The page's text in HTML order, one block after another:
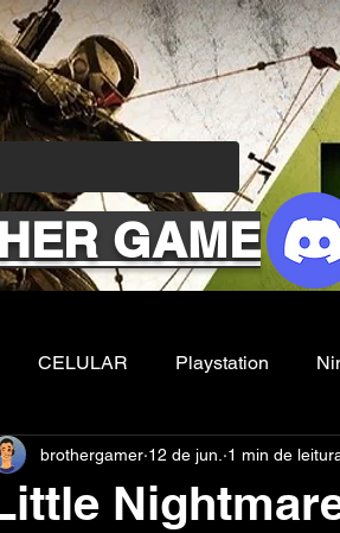
GAME
CELULAR Playstation
Sobre nos Filmes e Series
brothergamer 12 de jun. 1 min de